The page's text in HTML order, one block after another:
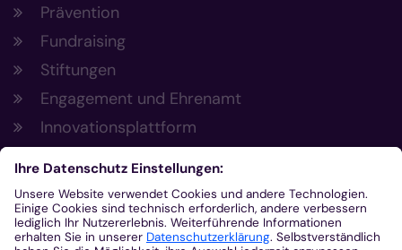
Prävention
Fundraising
Stiftungen
Engagement und Ehrenamt
Innovationsplattform
Aus der Plattform
Nachrichten
Veranstaltungen